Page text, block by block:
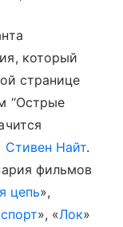
который
странице
“Острые
Стивен Найт.
фильмов
цепь»,
», «Лок»